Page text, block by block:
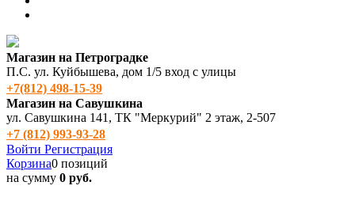
Магазин на Петроградке
П.С. ул. Куйбышева, дом 1/5 вход с улицы
+7(812) 498‑15-39
Магазин на Савушкина
ул. Савушкина 141, ТК "Меркурий" 2 этаж, 2-507
+7 (812) 993-93-28
Войти Регистрация
Корзина0 позиций
на сумму 0 руб.